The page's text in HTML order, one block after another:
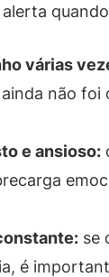
várias
não foi
e ansioso:
se
é